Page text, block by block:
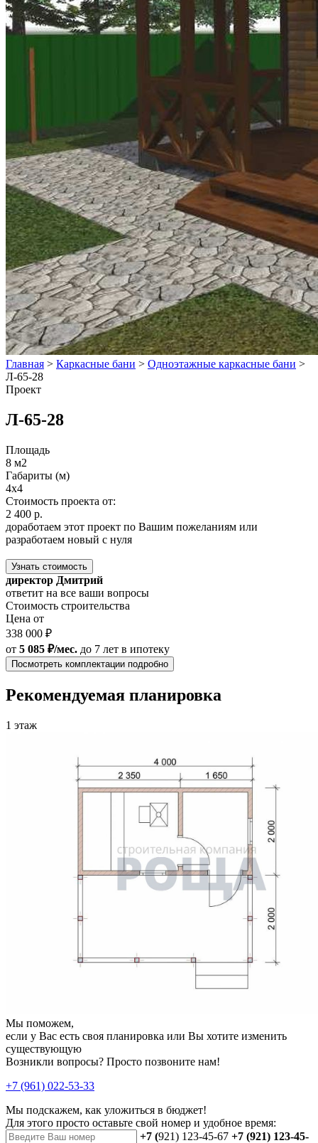
Главная > Каркасные бани > Одноэтажные каркасные бани >
Л-65-28
Проект
Л-65-28
Площадь
8 м2
Габариты (м)
4x4
Стоимость проекта от:
2 400 р.
доработаем этот проект по Вашим пожеланиям или
разработаем новый с нуля
Узнать стоимость
директор Дмитрий
ответит на все ваши вопросы
Стоимость строительства
Цена от
338 000 ₽
от 5 085 ₽/мес. до 7 лет в ипотеку
Посмотреть комплектации подробно
Рекомендуемая планировка
1 этаж
Мы поможем,
если у Вас есть своя планировка или Вы хотите изменить
существующую
Возникли вопросы? Просто позвоните нам!
+7 (961) 022-53-33
Мы подскажем, как уложиться в бюджет!
Для этого просто оставьте свой номер и удобное время:
+7 (921) 123-45-67 +7 (921) 123-45-